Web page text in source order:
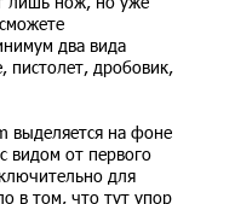
два вида
пистолет, дробовик,
выделяется на фоне
видом от первого
для
в том, что тут упор